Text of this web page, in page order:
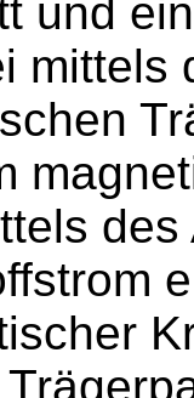
und
mittels